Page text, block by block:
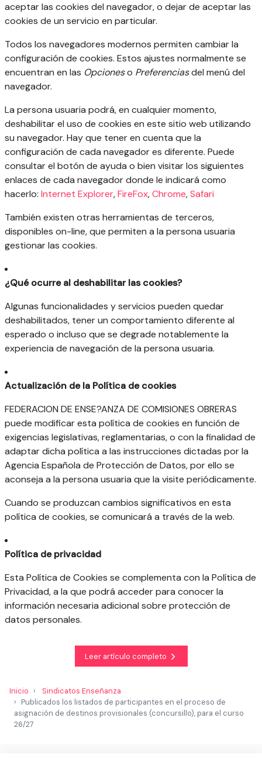
aceptar las cookies del navegador, o dejar de aceptar las
cookies de un servicio en particular.
Todos los navegadores modernos permiten cambiar la
configuración de cookies. Estos ajustes normalmente se
encuentran en las Opcioneso Preferenciasdel menú del
navegador.
La persona usuaria podrá, en cualquier momento,
deshabilitar el uso de cookies en este sitio web utilizando
su navegador. Hay que tener en cuenta que la
configuración de cada navegador es diferente. Puede
consultar el botón de ayuda o bien visitar los siguientes
enlaces de cada navegador donde le indicará como
hacerlo: Internet Explorer,FireFox,Chrome,Safari
También existen otras herramientas de terceros,
disponibles on-line, que permiten a la persona usuaria
gestionar las cookies.
¿Qué ocurre al deshabilitar las cookies?
Algunas funcionalidades y servicios pueden quedar
deshabilitados, tener un comportamiento diferente al
esperado o incluso que se degrade notablemente la
experiencia de navegación de la persona usuaria.
Actualización de la Política de cookies
FEDERACION DE ENSE?ANZA DE COMISIONES OBRERAS
puede modificar esta política de cookies en función de
exigencias legislativas, reglamentarias, o con la finalidad de
adaptar dicha política a las instrucciones dictadas por la
Agencia Española de Protección de Datos, por ello se
aconseja a la persona usuaria que la visite periódicamente.
Cuando se produzcan cambios significativos en esta
política de cookies, se comunicará a través de la web.
Política de privacidad
Esta Política de Cookies se complementa con la Política de
Privacidad, a la que podrá acceder para conocer la
información necesaria adicional sobre protección de
datos personales.
Leer artículo completo
Inicio
Sindicatos Enseñanza
Publicados los listados de participantes en el proceso de
asignación de destinos provisionales (concursillo), para el curso
26/27